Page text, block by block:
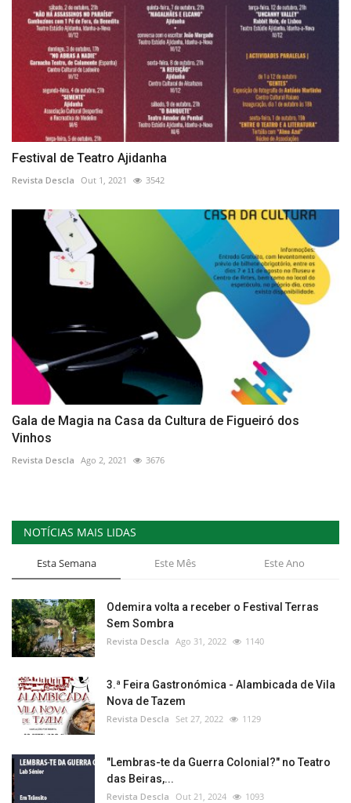
Festival de Teatro Ajidanha
Revista Descla Out 1, 2021 3542
Gala de Magia na Casa da Cultura de Figueiró dos
Vinhos
Revista Descla Ago 2, 2021 3676
NOTÍCIAS MAIS LIDAS
Esta Semana Este Mês Este Ano
Odemira volta a receber o Festival Terras
Sem Sombra
Revista Descla Ago 31, 2022 1140
3.ª Feira Gastronómica - Alambicada de Vila
Nova de Tazem
Revista Descla Set 27, 2022 1129
"Lembras-te da Guerra Colonial?" no Teatro
das Beiras,...
Revista Descla Out 21, 2024 1093